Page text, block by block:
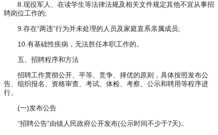
8.现役军人、在读学生等法律法规及相关文件规定其他不宜从事招
聘岗位工作的;
9.存在“两违”行为并未处理的人员及家庭直系亲属成员;
10.有基础性疾病，无法胜任本职工作的。
五、招聘程序和方法
招聘工作贯彻公开、平等、竞争、择优的原则，具体按照发布公
告、组织报名、资格审查、考试、体检、考察、公示和聘用等程序进
行。
(一)发布公告
“招聘公告”由镇人民政府公开发布(公示时间不少于7天)。